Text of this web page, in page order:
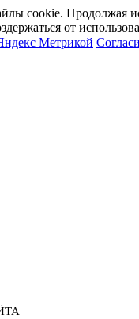
cookie. Продолжая
от
Метрикой